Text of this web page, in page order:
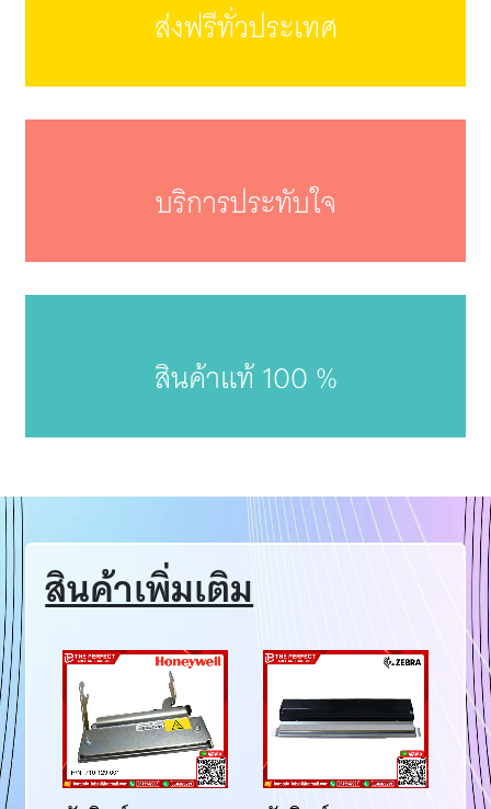
ส่งฟรีทั่วประเทศ
บริการประทับใจ
สินค้าแท้ 100 %
สินค้าเพิ่มเติม